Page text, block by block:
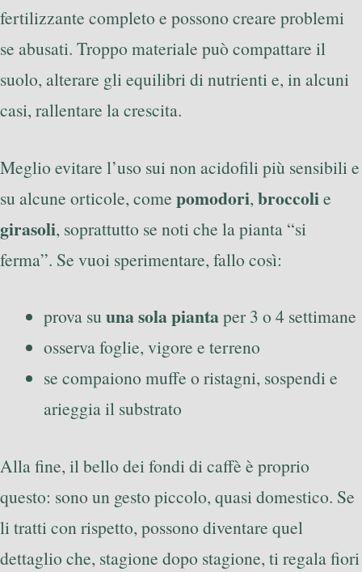
fertilizzante completo e possono creare problemi
se abusati. Troppo materiale può compattare il
suolo, alterare gli equilibri di nutrienti e, in alcuni
casi, rallentare la crescita.
Meglio evitare l’uso sui non acidofili più sensibili e
su alcune orticole, come pomodori, broccolie
girasoli, soprattutto se noti che la pianta “si
ferma”. Se vuoi sperimentare, fallo così:
prova su una sola piantaper 3 o 4 settimane
osserva foglie, vigore e terreno
se compaiono muffe o ristagni, sospendi e
arieggia il substrato
Alla fine, il bello dei fondi di caffè è proprio
questo: sono un gesto piccolo, quasi domestico. Se
li tratti con rispetto, possono diventare quel
dettaglio che, stagione dopo stagione, ti regala fiori